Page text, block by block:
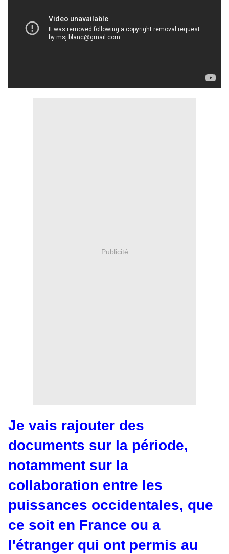
Publicité
Je vais rajouter des
documents sur la période,
notamment sur la
collaboration entre les
puissances occidentales, que
ce soit en France ou a
l'étranger qui ont permis au